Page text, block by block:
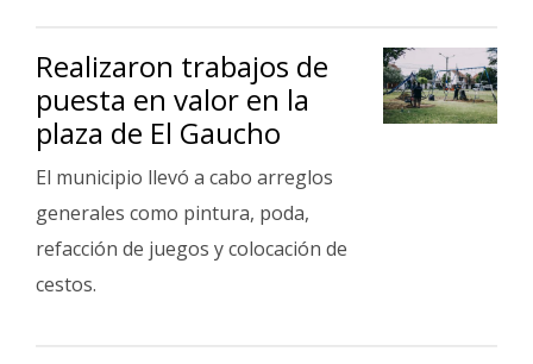
Realizaron trabajos de
puesta en valor en la
plaza de El Gaucho
El municipio llevó a cabo arreglos
generales como pintura, poda,
refacción de juegos y colocación de
cestos.